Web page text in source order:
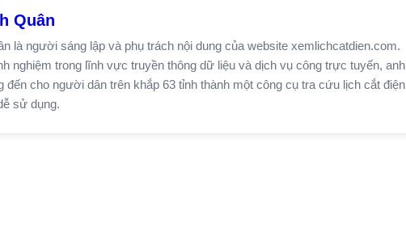
Quân
là người sáng lập và phụ trách nội dung của website xemlichcatdien.com.
nghiệm trong lĩnh vực truyền thông dữ liệu và dịch vụ công trực tuyến, anh
đến cho người dân trên khắp 63 tỉnh thành một công cụ tra cứu lịch cắt điện
sử dụng.